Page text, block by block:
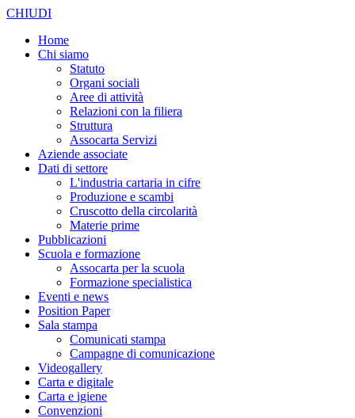
CHIUDI
Home
Chi siamo
Statuto
Organi sociali
Aree di attività
Relazioni con la filiera
Struttura
Assocarta Servizi
Aziende associate
Dati di settore
L'industria cartaria in cifre
Produzione e scambi
Cruscotto della circolarità
Materie prime
Pubblicazioni
Scuola e formazione
Assocarta per la scuola
Formazione specialistica
Eventi e news
Position Paper
Sala stampa
Comunicati stampa
Campagne di comunicazione
Videogallery
Carta e digitale
Carta e igiene
Convenzioni